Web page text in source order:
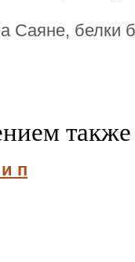
Саяне, белки
п